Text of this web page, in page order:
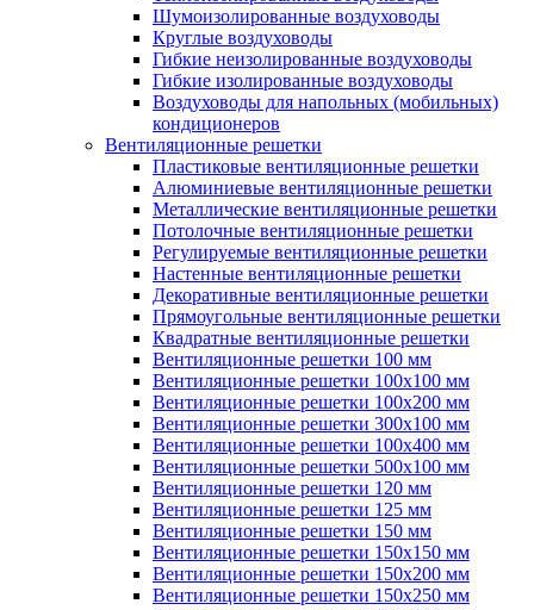
Шумоизолированные воздуховоды
Круглые воздуховоды
Гибкие неизолированные воздуховоды
Гибкие изолированные воздуховоды
Воздуховоды для напольных (мобильных)
кондиционеров
Вентиляционные решетки
Пластиковые вентиляционные решетки
Алюминиевые вентиляционные решетки
Металлические вентиляционные решетки
Потолочные вентиляционные решетки
Регулируемые вентиляционные решетки
Настенные вентиляционные решетки
Декоративные вентиляционные решетки
Прямоугольные вентиляционные решетки
Квадратные вентиляционные решетки
Вентиляционные решетки 100 мм
Вентиляционные решетки 100х100 мм
Вентиляционные решетки 100х200 мм
Вентиляционные решетки 300х100 мм
Вентиляционные решетки 100х400 мм
Вентиляционные решетки 500х100 мм
Вентиляционные решетки 120 мм
Вентиляционные решетки 125 мм
Вентиляционные решетки 150 мм
Вентиляционные решетки 150х150 мм
Вентиляционные решетки 150х200 мм
Вентиляционные решетки 150х250 мм